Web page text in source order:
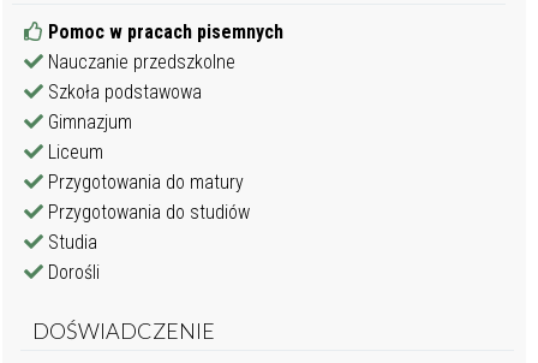
Pomoc w pracach pisemnych
Nauczanie przedszkolne
Szkoła podstawowa
Gimnazjum
Liceum
Przygotowania do matury
Przygotowania do studiów
Studia
Dorośli
DOŚWIADCZENIE